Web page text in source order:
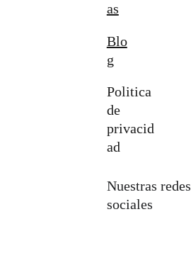
Nuestras redes
sociales
as
Blo
g
Politica
de
privacid
ad